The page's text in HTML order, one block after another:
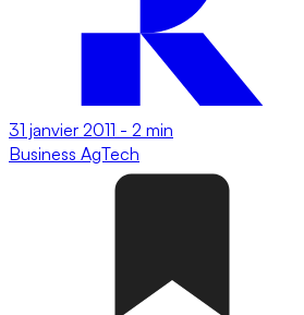
31 janvier 2011 - 2 min
Business AgTech